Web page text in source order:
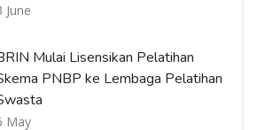
June
Mulai Lisensikan Pelatihan
PNBP ke Lembaga Pelatihan
May